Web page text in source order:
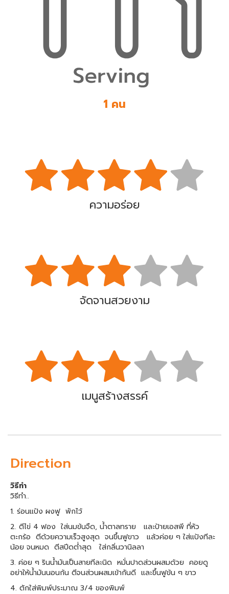
1 คน
ความอร่อย
จัดจานสวยงาม
เมนูสร้างสรรค์
Direction
วิธีทำ
วิธีทำ..
1. ร่อนแป้ง ผงฟู พักไว้
2. ตีไข่ 4 ฟอง ใส่นมข้นจืด, น้ำตาลทราย และป้ายเอสพี ที่หัว
ตะกร้อ ตีด้วยความเร็วสูงสุด จนขึ้นฟูขาว แล้วค่อย ๆ ใส่แป้งทีละ
น้อย จนหมด ตีสปีดต่ำสุด ใส่กลิ่นวานิลลา
3. ค่อย ๆ รินน้ำมันเป็นสายทีละนิด หมั่นปาดส่วนผสมด้วย คอยดู
อย่าให้น้ำมันนอนก้น ตีจนส่วนผสมเข้ากันดี และขึ้นฟูข้น ๆ ขาว
4. ตักใส่พิมพ์ประมาณ 3/4 ของพิมพ์